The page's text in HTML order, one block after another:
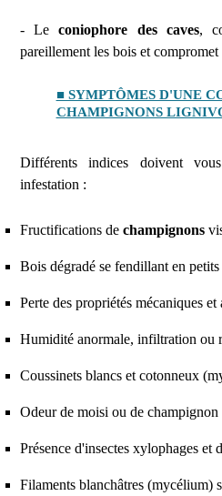
- Leconiophore des caves,
pareillement les bois et
■ SYMPTÔMES D'UNE
CHAMPIGNONS
Différents indices doivent
infestation :
Fructifications de champignons
Bois dégradé se fendillant en
Perte des propriétés mécaniques
Humidité anormale, infiltration ou
Coussinets blancs et cotonneux
Odeur de moisi ou de champignon
Présence d'insectes xylophages et
Filaments blanchâtres (mycélium)